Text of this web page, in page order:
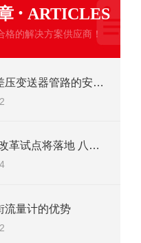
· ARTICLES
格的解决方案供应商！
流量测量时差压变送器管路的安装要求
*天然气体制改革试点将落地 八份天然气价改政策密集出台铺路
流量计的优势